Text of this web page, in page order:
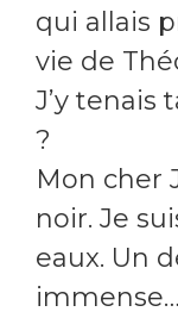
qui allais
vie de
J’y tenais
?
Mon cher
noir. Je
eaux. Un